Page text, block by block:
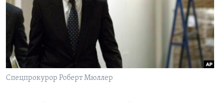
Learning English
СОЦИАЛЬНЫЕ СЕТИ
Спецпрокурор Роберт Мюллер